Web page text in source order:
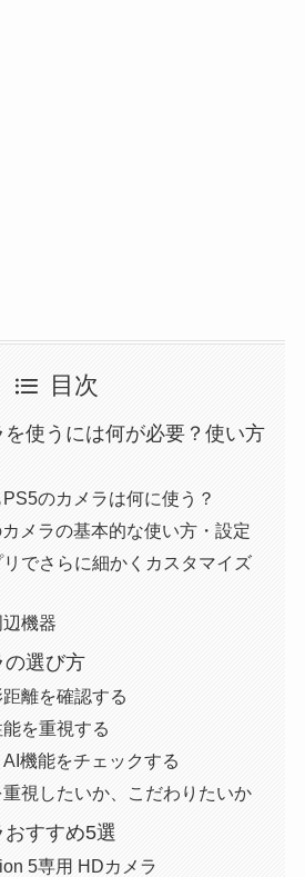
目次
使うには何が必要？使い方
のカメラは何に使う？
メラの基本的な使い方・設定
でさらに細かくカスタマイズ
機器
の選び方
離を確認する
を重視する
機能をチェックする
視したいか、こだわりたいか
すすめ5選
5専用 HDカメラ